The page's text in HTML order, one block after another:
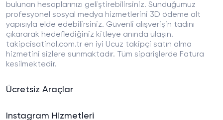
bulunan hesaplarınızı geliştirebilirsiniz. Sunduğumuz
profesyonel sosyal medya hizmetlerini 3D ödeme alt
yapısıyla elde edebilirsiniz. Güvenli alışverişin tadını
çıkararak hedeflediğiniz kitleye anında ulaşın.
takipcisatinal.com.tr en iyi Ucuz takipçi satın alma
hizmetini sizlere sunmaktadır. Tüm siparişlerde Fatura
kesilmektedir.
Ücretsiz Araçlar
Instagram Hizmetleri